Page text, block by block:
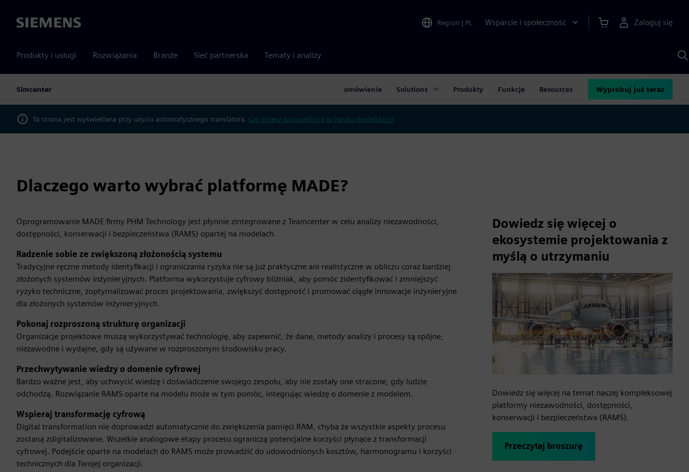
Siemens Region | PL Wsparcie i społeczność Zaloguj się
Produkty i usługi Rozwiązania Branże Sieć partnerska Tematy i analizy
Simcenter omówienie Solutions Produkty Funkcje Resources Wypróbuj już teraz
Ta strona jest wyświetlana przy użyciu automatycznego translatora. Czy chcesz wyświetlić ją w języku angielskim?
Dlaczego warto wybrać platformę MADE?
Oprogramowanie MADE firmy PHM Technology jest płynnie zintegrowane z Teamcenter w celu analizy niezawodności,
dostępności, konserwacji i bezpieczeństwa (RAMS) opartej na modelach.
Radzenie sobie ze zwiększoną złożonością systemu
Tradycyjne ręczne metody identyfikacji i ograniczania ryzyka nie są już praktyczne ani realistyczne w obliczu coraz bardziej
złożonych systemów inżynieryjnych. Platforma wykorzystuje cyfrowy bliźniak, aby pomóc zidentyfikować i zmniejszyć
ryzyko techniczne, zoptymalizować proces projektowania, zwiększyć dostępność i promować ciągłe innowacje inżynieryjne
dla złożonych systemów inżynieryjnych.
Pokonaj rozproszoną strukturę organizacji
Organizacje projektowe muszą wykorzystywać technologię, aby zapewnić, że dane, metody analizy i procesy są spójne,
niezawodne i wydajne, gdy są używane w rozproszonym środowisku pracy.
Przechwytywanie wiedzy o domenie cyfrowej
Bardzo ważne jest, aby uchwycić wiedzę i doświadczenie swojego zespołu, aby nie zostały one stracone, gdy ludzie
odchodzą. Rozwiązanie RAMS oparte na modelu może w tym pomóc, integrując wiedzę o domenie z modelem.
Wspieraj transformację cyfrową
Digital transformation nie doprowadzi automatycznie do zwiększenia pamięci RAM, chyba że wszystkie aspekty procesu
zostaną zdigitalizowane. Wszelkie analogowe etapy procesu ograniczą potencjalne korzyści płynące z transformacji
cyfrowej. Podejście oparte na modelach do RAMS może prowadzić do udowodnionych kosztów, harmonogramu i korzyści
technicznych dla Twojej organizacji.
Dowiedz się więcej o
ekosystemie projektowania z
myślą o utrzymaniu
Dowiedz się więcej na temat naszej kompleksowej
platformy niezawodności, dostępności,
konserwacji i bezpieczeństwa (RAMS).
Przeczytaj broszurę